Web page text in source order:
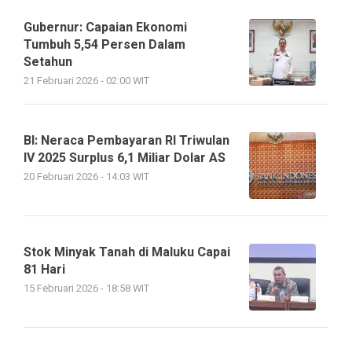
Gubernur: Capaian Ekonomi
Tumbuh 5,54 Persen Dalam
Setahun
21 Februari 2026 - 02:00 WIT
BI: Neraca Pembayaran RI Triwulan
IV 2025 Surplus 6,1 Miliar Dolar AS
20 Februari 2026 - 14:03 WIT
Stok Minyak Tanah di Maluku Capai
81 Hari
15 Februari 2026 - 18:58 WIT